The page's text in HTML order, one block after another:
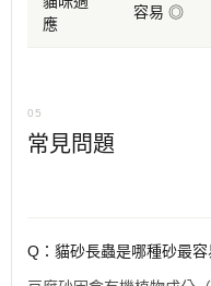
應
容易 ◎
05
常見問題
Q：貓砂長蟲是哪種砂最容